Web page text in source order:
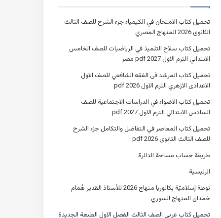
تحميل كتاب الامتحان في الكيمياء جزء الشرح للصف الثالث
الثانوى 2026 المنهاج المصري
تحميل كتاب سلاح التلميذ في الرياضيات للصف الخامس
الابتدائي الترم الاول 2027 pdf مصر
تحميل كتاب المرشد فى الفقه الشافعي للصف الاول
الاعدادى الازهري الترم الاول 2026 pdf
تحميل كتاب الاضواء في الدراسات الاجتماعية للصف
السادس الابتدائي الترم الاول 2027 pdf
تحميل كتاب المعاصر في التفاضل والتكامل جزء الشرح
للصف الثالث الثانوى 2026 pdf
طريقة حساب مساحة الدائرة
الرئيسية
نوطة إسلاميّة بكالوريا منهاج 2026 للأستاذ القدير هُمام
حَمدان المنهاج السوري
تحميل كتاب عربي الصف الثالث الفصل الاول الطبعة الجديدة